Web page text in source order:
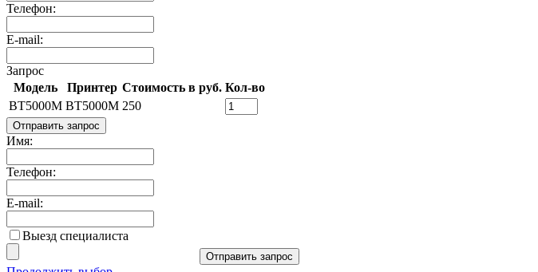
Телефон:
E-mail:
Запрос
Модель
Принтер Стоимость в руб. Кол-во
BT5000M BT5000M 250
Отправить запрос
Имя:
Телефон:
E-mail:
Выезд специалиста
Отправить запрос